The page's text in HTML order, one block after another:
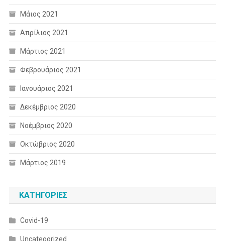
Μάιος 2021
Απρίλιος 2021
Μάρτιος 2021
Φεβρουάριος 2021
Ιανουάριος 2021
Δεκέμβριος 2020
Νοέμβριος 2020
Οκτώβριος 2020
Μάρτιος 2019
KΑΤΗΓΟΡΊΕΣ
Covid-19
Uncategorized